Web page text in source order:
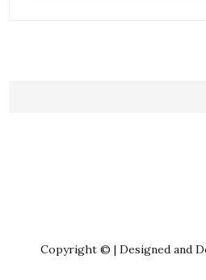
Copyright © | Designed and